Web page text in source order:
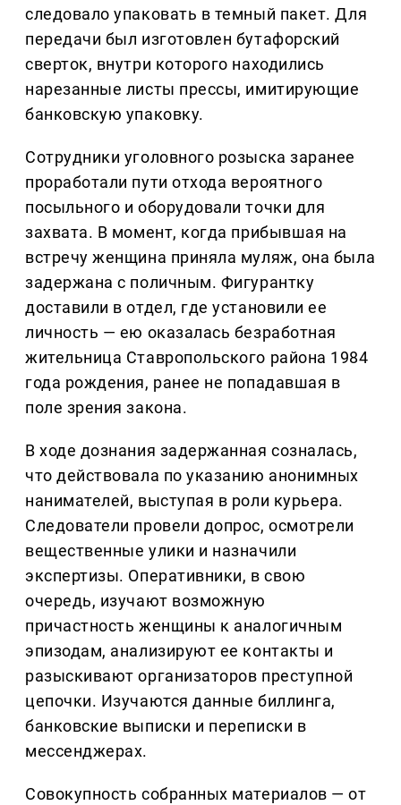
следовало упаковать в темный пакет. Для
передачи был изготовлен бутафорский
сверток, внутри которого находились
нарезанные листы прессы, имитирующие
банковскую упаковку.
Сотрудники уголовного розыска заранее
проработали пути отхода вероятного
посыльного и оборудовали точки для
захвата. В момент, когда прибывшая на
встречу женщина приняла муляж, она была
задержана с поличным. Фигурантку
доставили в отдел, где установили ее
личность — ею оказалась безработная
жительница Ставропольского района 1984
года рождения, ранее не попадавшая в
поле зрения закона.
В ходе дознания задержанная созналась,
что действовала по указанию анонимных
нанимателей, выступая в роли курьера.
Следователи провели допрос, осмотрели
вещественные улики и назначили
экспертизы. Оперативники, в свою
очередь, изучают возможную
причастность женщины к аналогичным
эпизодам, анализируют ее контакты и
разыскивают организаторов преступной
цепочки. Изучаются данные биллинга,
банковские выписки и переписки в
мессенджерах.
Совокупность собранных материалов — от